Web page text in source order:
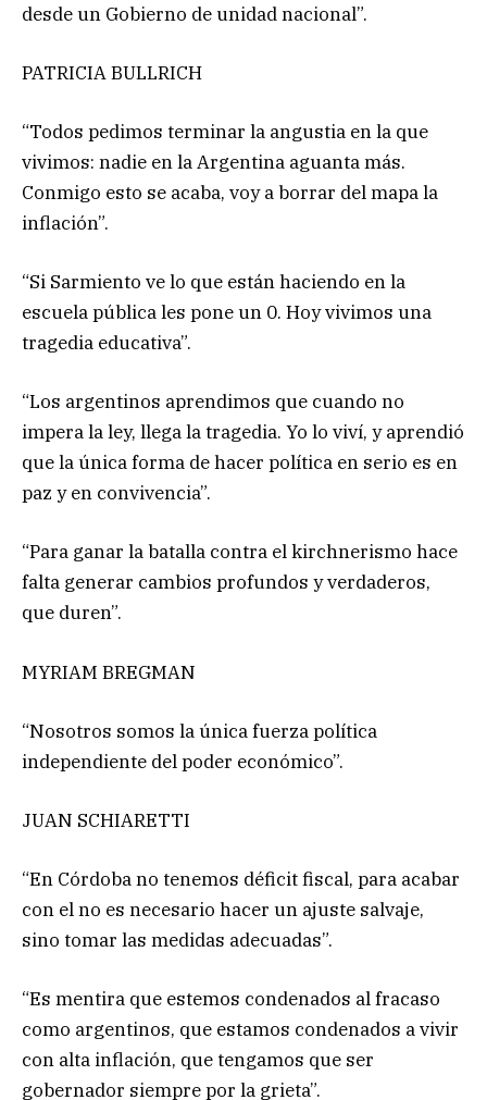
desde un Gobierno de unidad nacional”.
PATRICIA BULLRICH
“Todos pedimos terminar la angustia en la que
vivimos: nadie en la Argentina aguanta más.
Conmigo esto se acaba, voy a borrar del mapa la
inflación”.
“Si Sarmiento ve lo que están haciendo en la
escuela pública les pone un 0. Hoy vivimos una
tragedia educativa”.
“Los argentinos aprendimos que cuando no
impera la ley, llega la tragedia. Yo lo viví, y aprendió
que la única forma de hacer política en serio es en
paz y en convivencia”.
“Para ganar la batalla contra el kirchnerismo hace
falta generar cambios profundos y verdaderos,
que duren”.
MYRIAM BREGMAN
“Nosotros somos la única fuerza política
independiente del poder económico”.
JUAN SCHIARETTI
“En Córdoba no tenemos déficit fiscal, para acabar
con el no es necesario hacer un ajuste salvaje,
sino tomar las medidas adecuadas”.
“Es mentira que estemos condenados al fracaso
como argentinos, que estamos condenados a vivir
con alta inflación, que tengamos que ser
gobernador siempre por la grieta”.